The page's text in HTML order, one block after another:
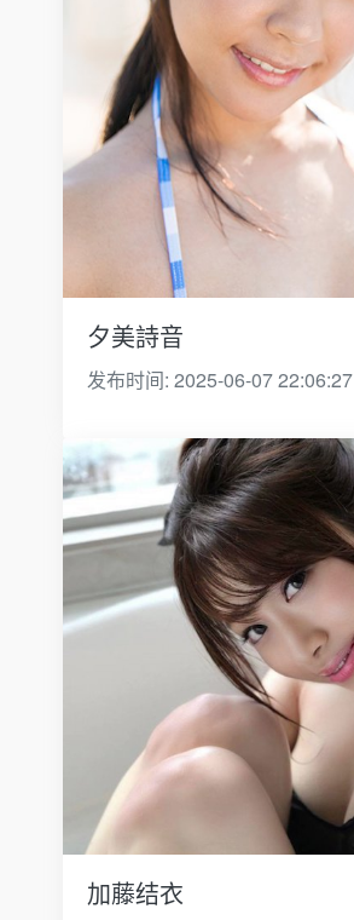
夕美詩音
发布时间: 2025-06-07 22:06:27
加藤结衣